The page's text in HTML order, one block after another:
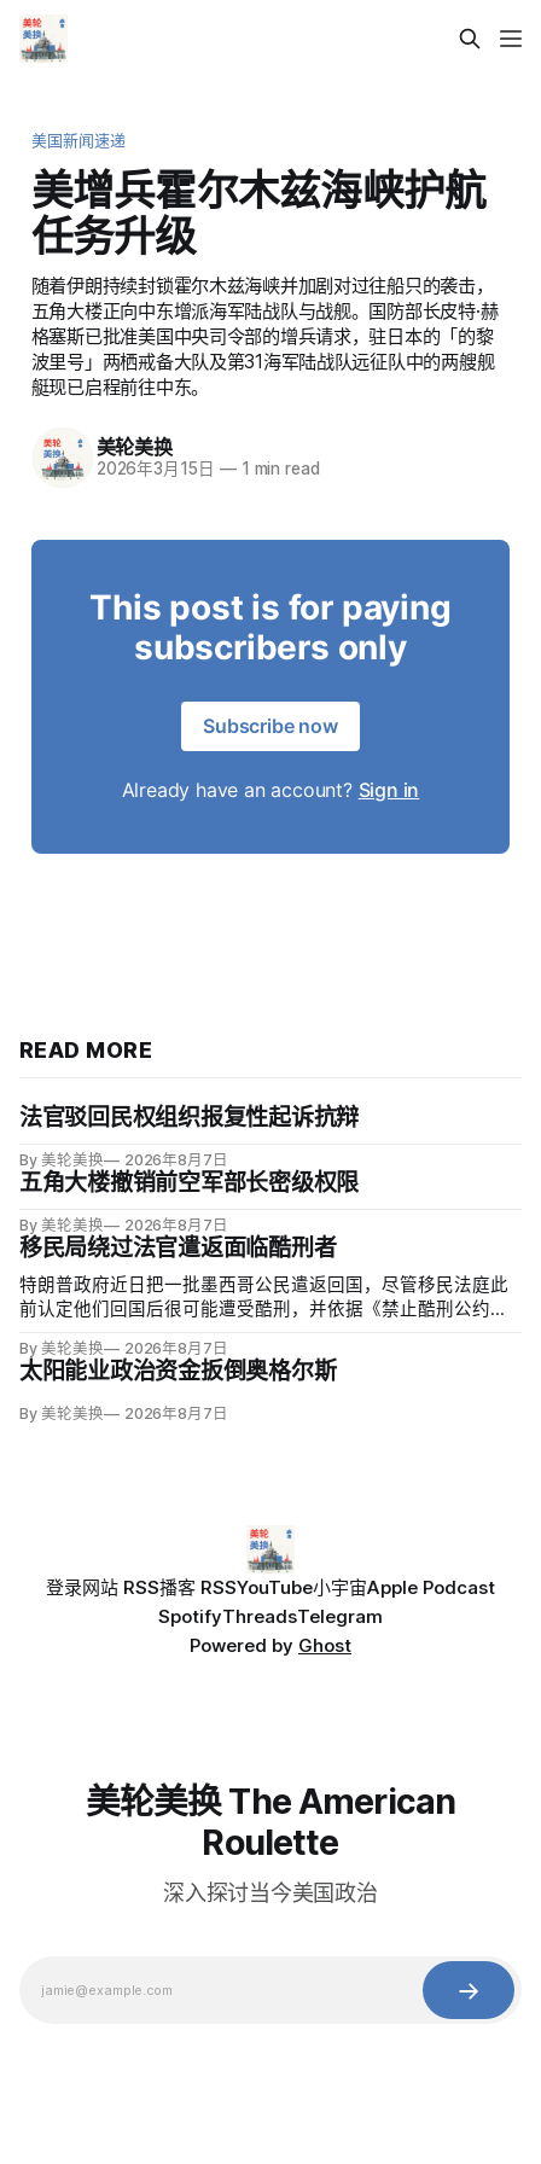
美国新闻速递
美增兵霍尔木兹海峡护航
任务升级
随着伊朗持续封锁霍尔木兹海峡并加剧对过往船只的袭击，
五角大楼正向中东增派海军陆战队与战舰。国防部长皮特·赫
格塞斯已批准美国中央司令部的增兵请求，驻日本的「的黎
波里号」两栖戒备大队及第31海军陆战队远征队中的两艘舰
艇现已启程前往中东。
美轮美换
2026年3月15日 —1 min read
This post is for paying
subscribers only
Subscribe now
Already have an account? Sign in
READ MORE
法官驳回民权组织报复性起诉抗辩
By 美轮美换 2026年8月7日
五角大楼撤销前空军部长密级权限
By 美轮美换 2026年8月7日
移民局绕过法官遣返面临酷刑者
特朗普政府近日把一批墨西哥公民遣返回国，尽管移民法庭此
前认定他们回国后很可能遭受酷刑，并依据《禁止酷刑公约》
文图雷拉（David Venturella）凭国务院从墨西哥政府取得的
「不受伤害」外交保证，单方面撤销保护；
By 美轮美换 2026年8月7日
太阳能业政治资金扳倒奥格尔斯
By 美轮美换 2026年8月7日
登录网站 RSS播客 RSSYouTube小宇宙Apple Podcast
SpotifyThreadsTelegram
Powered by Ghost
美轮美换 The American
Roulette
深入探讨当今美国政治